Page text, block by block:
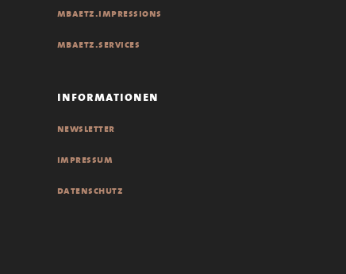
mbaetz.impressions
mbaetz.services
informationen
newsletter
impressum
datenschutz